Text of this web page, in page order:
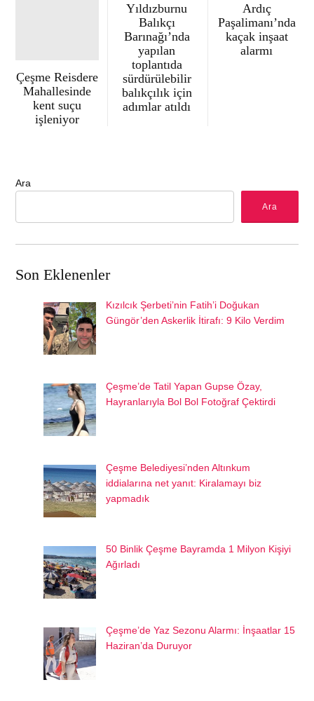
Çeşme Reisdere
Mahallesinde
kent suçu
işleniyor
Yıldızburnu
Balıkçı
Barınağı’nda
yapılan
toplantıda
sürdürülebilir
balıkçılık için
adımlar atıldı
Ardıç
Paşalimanı’nda
kaçak inşaat
alarmı
Ara
Ara
Son Eklenenler
Kızılcık Şerbeti’nin Fatih’i Doğukan
Güngör’den Askerlik İtirafı: 9 Kilo Verdim
Çeşme’de Tatil Yapan Gupse Özay,
Hayranlarıyla Bol Bol Fotoğraf Çektirdi
Çeşme Belediyesi’nden Altınkum
iddialarına net yanıt: Kiralamayı biz
yapmadık
50 Binlik Çeşme Bayramda 1 Milyon Kişiyi
Ağırladı
Çeşme’de Yaz Sezonu Alarmı: İnşaatlar 15
Haziran’da Duruyor